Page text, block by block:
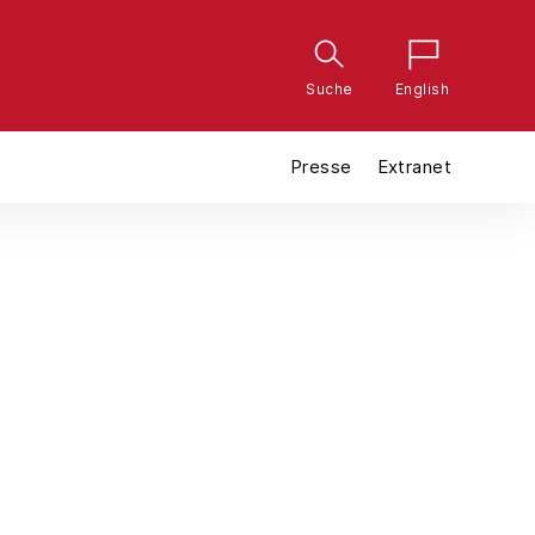
Suche English
Presse Extranet